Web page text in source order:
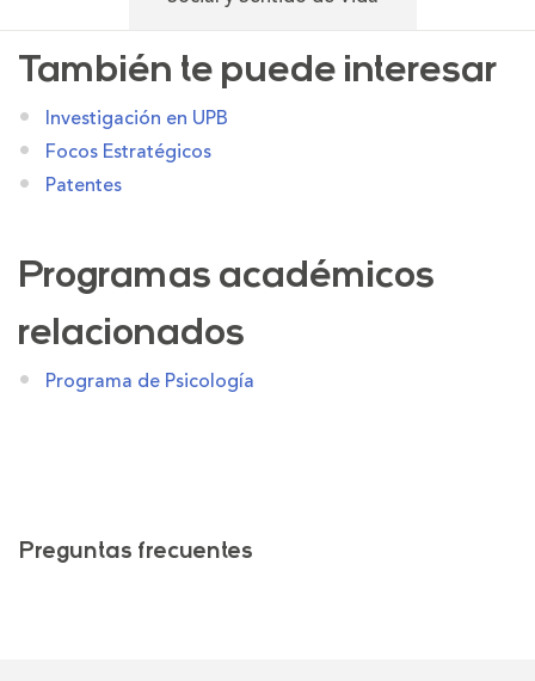
También te puede interesar
Investigación en UPB
Focos Estratégicos
Patentes
Programas académicos
relacionados
Programa de Psicología
Preguntas frecuentes